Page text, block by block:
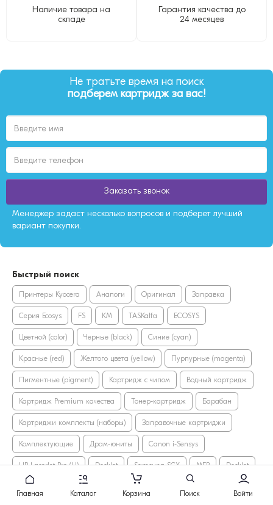
Наличие товара на
складе
Гарантия качества до
24 месяцев
Не тратьте время на поиск
подберем картридж за вас!
Заказать звонок
Менеджер задаст несколько вопросов и подберет лучший
вариант покупки.
Быстрый поиск
Принтеры Kyocera Аналоги Оригинал Заправка
Серия Ecosys FS KM TASKalfa ECOSYS
Цветной (color) Черные (black) Синие (cyan)
Красные (red) Желтого цвета (yellow) Пурпурные (magenta)
Пигментные (pigment) Картридж с чипом Водный картридж
Картридж Premium качества Тонер-картридж Барабан
Картриджи комплекты (наборы) Заправочные картриджи
Комплектующие Драм-юниты Canon i-Sensys
HP LaserJet Pro (LJ) DeskJet Samsung SCX MFP DeskJet
Главная Каталог Корзина Поиск Войти